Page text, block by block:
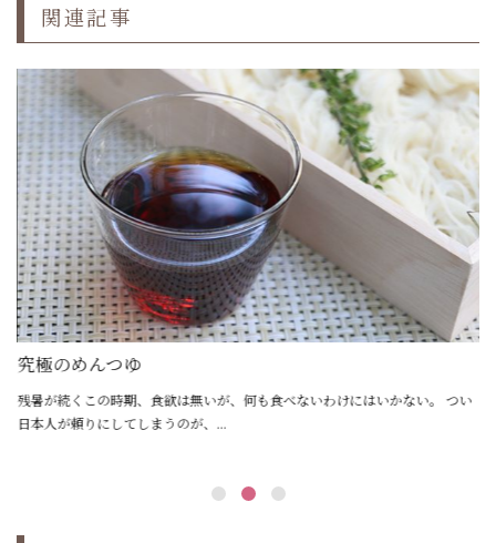
関連記事
究極のめんつゆ
残暑が続くこの時期、食欲は無いが、何も食べないわけにはいかない。 つい
日本人が頼りにしてしまうのが、...